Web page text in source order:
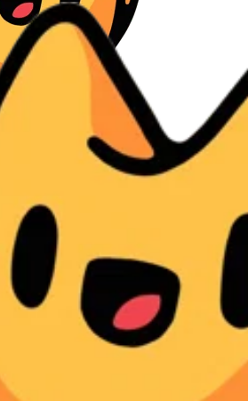
д.16, кв.68. ИНН в Кыргызской
подписчиков и лайков Заработать